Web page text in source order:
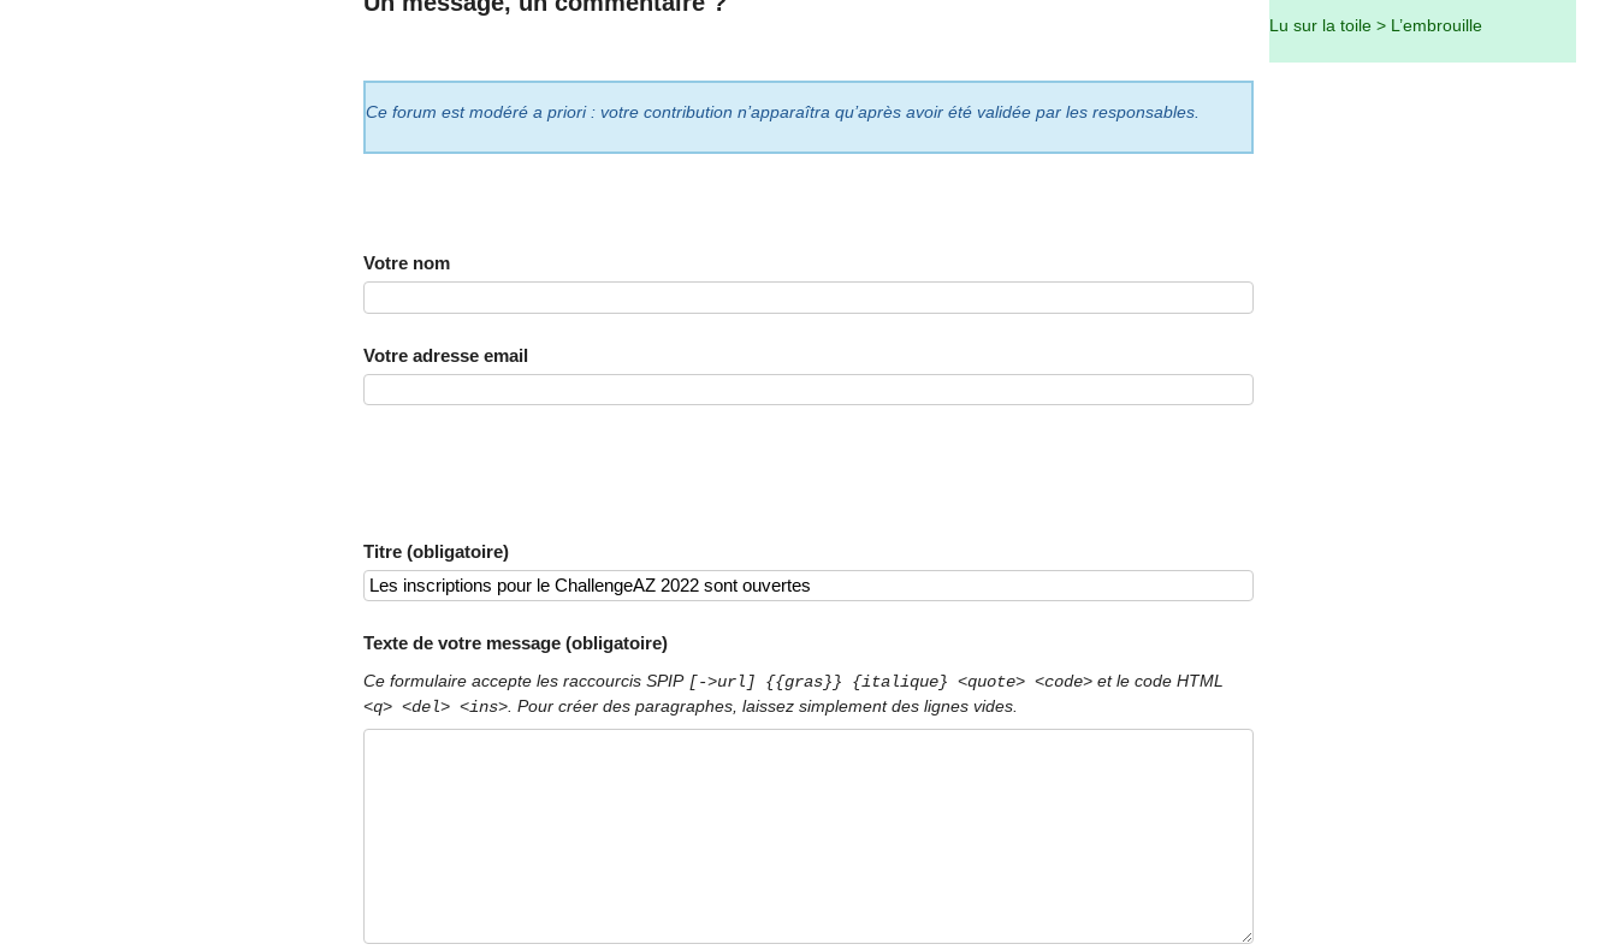
Ce forum est modéré a priori : votre contribution n’apparaîtra qu’après avoir été validée par les responsables.
Votre nom
Votre adresse email
Titre (obligatoire)
Texte de votre message (obligatoire)
Ce formulaire accepte les raccourcis SPIP [->url] {{gras}} {italique} <quote> <code>et le code HTML
<q> <del> <ins>. Pour créer des paragraphes, laissez simplement des lignes vides.
Lu sur la toile > L’embrouille